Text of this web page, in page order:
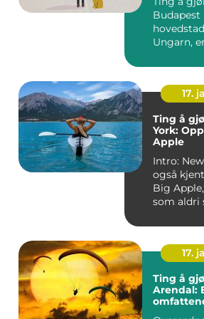
Budapest Budapest,
Ungarn,
arkitek...
17.
Ting å
York:
Apple
Intro:
også
Big
som aldri
17.
Ting å
Arendal: